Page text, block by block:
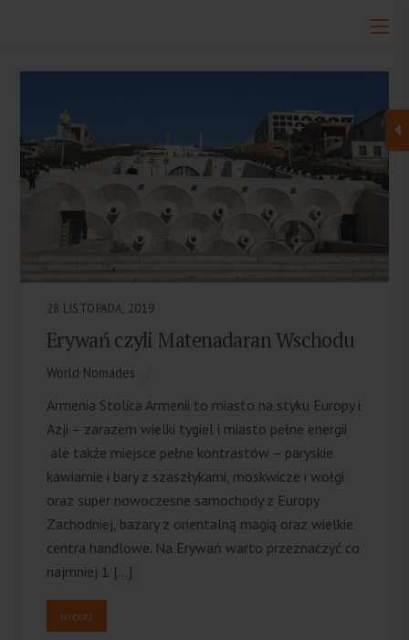
28 LISTOPADA, 2019
Erywań czyli Matenadaran Wschodu
World Nomades
Armenia Stolica Armenii to miasto na styku Europy i
Azji – zarazem wielki tygiel i miasto pełne energii
ale także miejsce pełne kontrastów – paryskie
kawiarnie i bary z szaszłykami, moskwicze i wołgi
oraz super nowoczesne samochody z Europy
Zachodniej, bazary z orientalną magią oraz wielkie
centra handlowe. Na Erywań warto przeznaczyć co
najmniej 1 […]
więcej